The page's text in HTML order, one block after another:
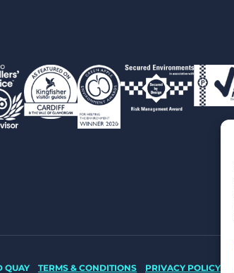
QUAY TERMS & CONDITIONS PRIVACY POLICY